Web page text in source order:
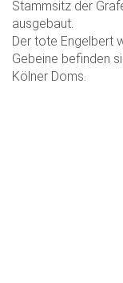
Stammsitz der
ausgebaut.
Der tote Engelbert
Gebeine befinden
Kölner Doms.